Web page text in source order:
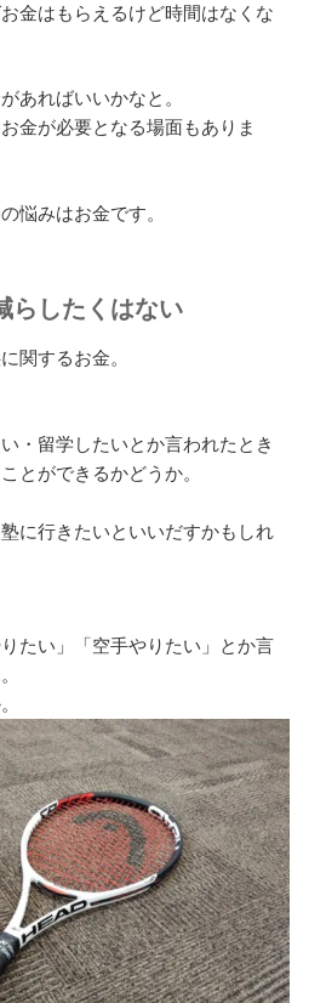
金はもらえるけど時間はなくな
あればいいかなと。
金が必要となる場面もありま
悩みはお金です。
らしたくはない
関するお金。
・留学したいとか言われたとき
とができるかどうか。
に行きたいといいだすかもしれ
たい」「空手やりたい」とか言